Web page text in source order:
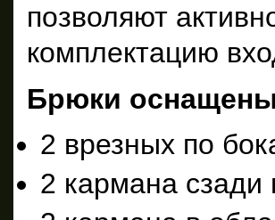
позволяют
комплектацию
Брюки
2 врезных по
2 кармана сзади